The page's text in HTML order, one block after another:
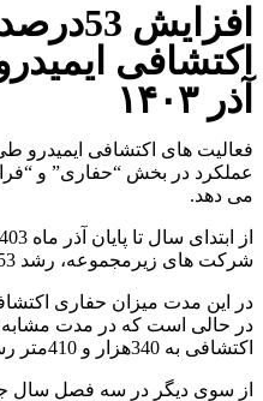
اکتشافی
آذر ۱۴۰۳
عملکرد در بخش “حفاری” و
می دهد.
شرکت های زیرمجموعه، رشد 53درصدی را به ثبت رساند.
در حالی است که در مدت
اکتشافی به 340هزار و 410متر رسیده بود.